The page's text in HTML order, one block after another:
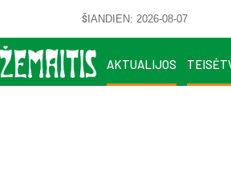
ŠIANDIEN: 2026-08-07
AKTUALIJOS